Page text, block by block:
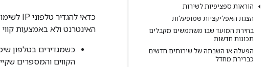
הוראות ספציפיות לשירות
הצגת האפליקציות שמופעלות
בחירת המועד שבו משתמשים מקבלים
תכונות חדשות
הפעלה או השבתה של שירותים חדשים
כברירת מחדל
האינטרנט ולא באמצעות קווי
הקווים והמספרים